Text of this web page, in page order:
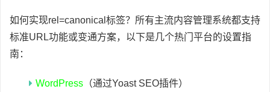
如何实现rel=canonical标签？所有主流内容管理系统都支持
标准URL功能或变通方案，以下是几个热门平台的设置指
南：
WordPress （通过Yoast SEO插件）